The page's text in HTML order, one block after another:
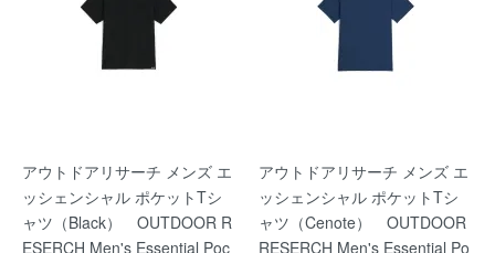
アウトドアリサーチ メンズ エ
ッシェンシャル ポケットTシ
ャツ（Black） OUTDOOR R
ESERCH Men's Essential Poc
アウトドアリサーチ メンズ エ
ッシェンシャル ポケットTシ
ャツ（Cenote） OUTDOOR
RESERCH Men's Essential Po